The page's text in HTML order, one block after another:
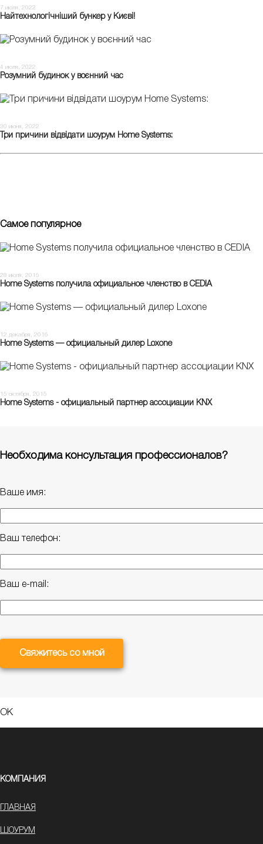
7 июля, 2022
Найтехнологічніший бункер у Києві!
4 июля, 2022
Розумний будинок у воєнний час
30 июня, 2022
Три причини відвідати шоурум Home Systems:
Самое популярное
28 июля, 2015
Home Systems получила официальное членство в CEDIA
12 декабря, 2016
Home Systems — официальный дилер Loxone
15 октября, 2015
Home Systems - официальный партнер ассоциации KNX
Необходима консультация профессионалов?
Ваше имя:
Ваш телефон:
Ваш e-mail:
Свяжитесь со мной
OK
КОМПАНИЯ
ГЛАВНАЯ
ШОУРУМ